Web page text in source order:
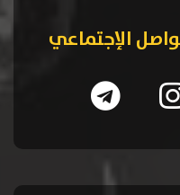
الإجتماعي